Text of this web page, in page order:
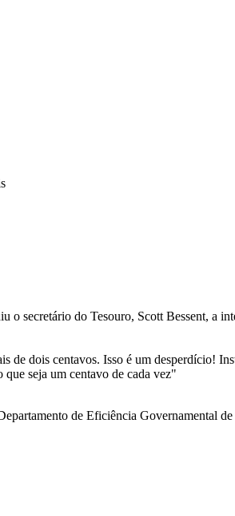
secretário do Tesouro, Scott Bessent, a
de dois centavos. Isso é um desperdício!
que seja um centavo de cada vez"
de Eficiência Governamental de